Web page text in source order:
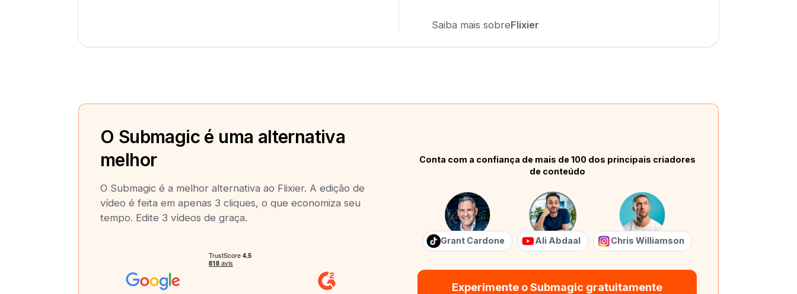
Saiba mais sobreFlixier
O Submagic é uma alternativa
melhor
O Submagic é a melhor alternativa ao Flixier. A edição de
vídeo é feita em apenas 3 cliques, o que economiza seu
tempo. Edite 3 vídeos de graça.
Conta com a confiança de mais de 100 dos principais criadores
de conteúdo
Grant Cardone Ali Abdaal Chris Williamson
Experimente o Submagic gratuitamente